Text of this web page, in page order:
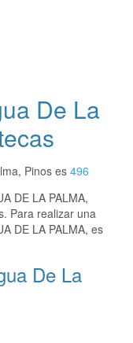
De La
Pinos es 496
DE LA PALMA,
Para realizar una
DE LA PALMA, es
De La